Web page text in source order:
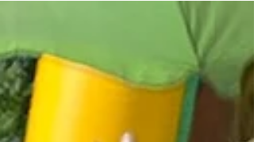
In Liebenburg und Badenhausen wurden die
Vorschulkinder gebührend verabschiedet.